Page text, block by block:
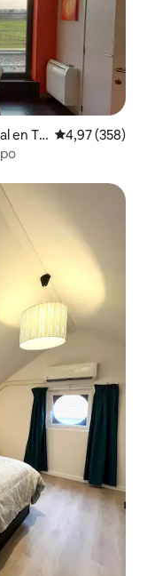
en To Calificación
4,97 (358)